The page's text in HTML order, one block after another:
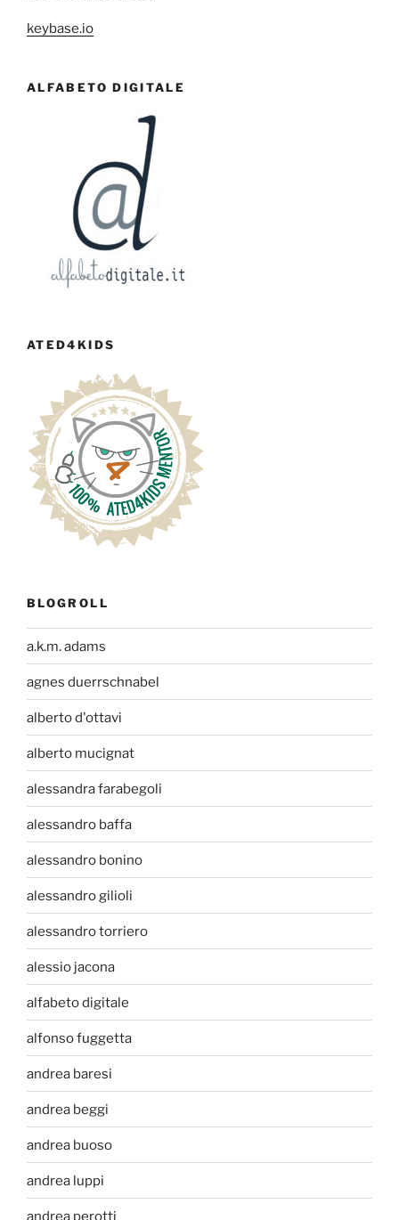
keybase.io
ALFABETO DIGITALE
ATED4KIDS
BLOGROLL
a.k.m. adams
agnes duerrschnabel
alberto d'ottavi
alberto mucignat
alessandra farabegoli
alessandro baffa
alessandro bonino
alessandro gilioli
alessandro torriero
alessio jacona
alfabeto digitale
alfonso fuggetta
andrea baresi
andrea beggi
andrea buoso
andrea luppi
andrea perotti